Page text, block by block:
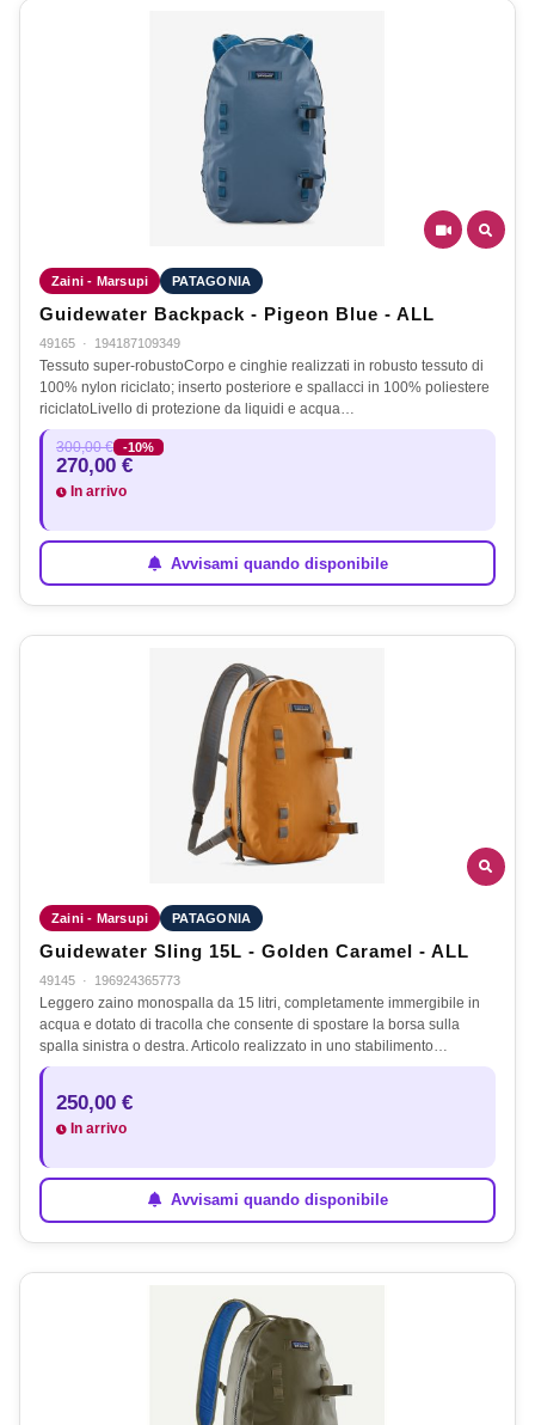
Zaini - Marsupi PATAGONIA
Guidewater Backpack - Pigeon Blue - ALL
49165 · 194187109349
Tessuto super-robustoCorpo e cinghie realizzati in robusto tessuto di
100% nylon riciclato; inserto posteriore e spallacci in 100% poliestere
riciclatoLivello di protezione da liquidi e acqua…
300,00 € -10%
270,00 €
In arrivo
Avvisami quando disponibile
Zaini - Marsupi PATAGONIA
Guidewater Sling 15L - Golden Caramel - ALL
49145 · 196924365773
Leggero zaino monospalla da 15 litri, completamente immergibile in
acqua e dotato di tracolla che consente di spostare la borsa sulla
spalla sinistra o destra. Articolo realizzato in uno stabilimento…
250,00 €
In arrivo
Avvisami quando disponibile